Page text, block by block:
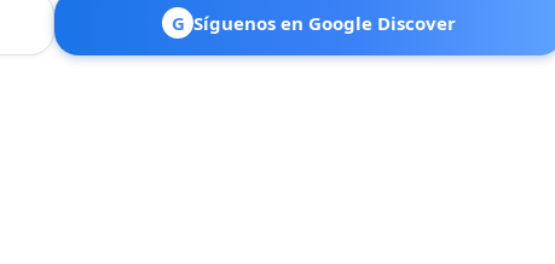
G Síguenos en Google Discover